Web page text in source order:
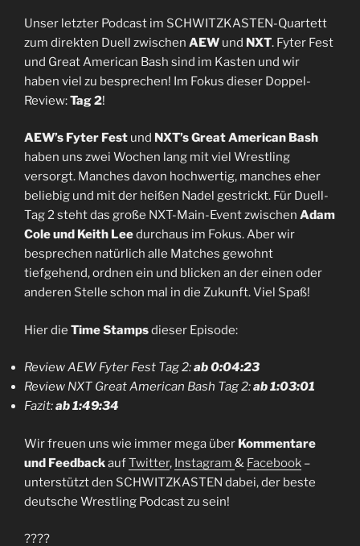
Unser letzter Podcast im SCHWITZKASTEN-Quartett
zum direkten Duell zwischen AEW und NXT. Fyter Fest
und Great American Bash sind im Kasten und wir
haben viel zu besprechen! Im Fokus dieser Doppel-
Review:Tag 2!
AEW’s Fyter Fest und NXT’s Great American Bash
haben uns zwei Wochen lang mit viel Wrestling
versorgt. Manches davon hochwertig, manches eher
beliebig und mit der heißen Nadel gestrickt. Für Duell-
Tag 2 steht das große NXT-Main-Event zwischen Adam
Cole und Keith Leedurchaus im Fokus. Aber wir
besprechen natürlich alle Matches gewohnt
tiefgehend, ordnen ein und blicken an der einen oder
anderen Stelle schon mal in die Zukunft. Viel Spaß!
Hier die Time Stampsdieser Episode:
Review AEW Fyter Fest Tag 2:ab 0:04:23
Review NXT Great American Bash Tag 2:ab 1:03:01
Fazit:ab 1:49:34
Wir freuen uns wie immer mega über Kommentare
und FeedbackaufTwitter, Instagram & Facebook –
unterstützt den SCHWITZKASTEN dabei, der beste
deutsche Wrestling Podcast zu sein!
????